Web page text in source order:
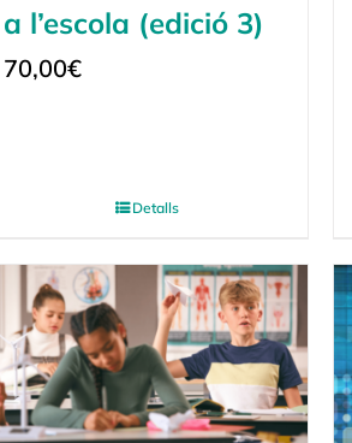
a l’escola (edició 3)
70,00€
Detalls